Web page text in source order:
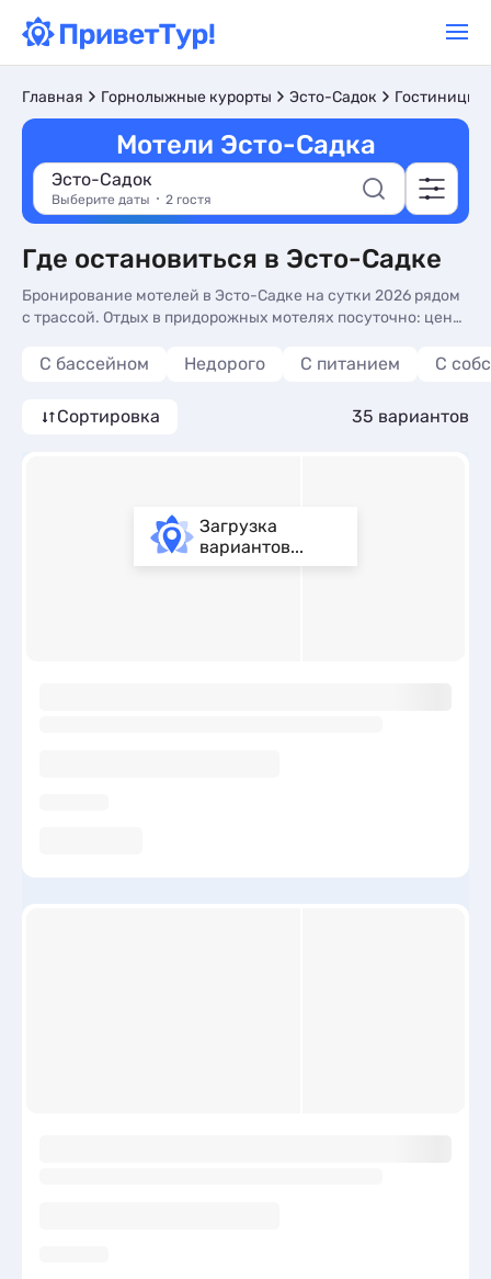
Главная Горнолыжные курорты Эсто-Садок Гостиницы
Мотели Эсто-Садка
Эсто-Садок
Выберите даты 2 гостя
Где остановиться в Эсто-Садке
Бронирование мотелей в Эсто-Садке на сутки 2026 рядом
с трассой. Отдых в придорожных мотелях посуточно: цены,
С бассейном Недорого С питанием С
Сортировка 35 вариантов
Загрузка
вариантов...